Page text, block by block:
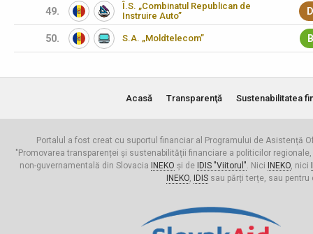
49.
Î.S. „Combinatul Republican de
Instruire Auto”
50. S.A. „Moldtelecom”
Acasă Transparenţă Sustenabilitatea
Portalul a fost creat cu suportul financiar al Programului de Asistență
"Promovarea transparenței și sustenabilității financiare a politicilor
non-guvernamentală din Slovacia
INEKO și de IDIS "Viitorul". Nici INEKO, nici
INEKO, IDISsau părți terțe, sau pentru